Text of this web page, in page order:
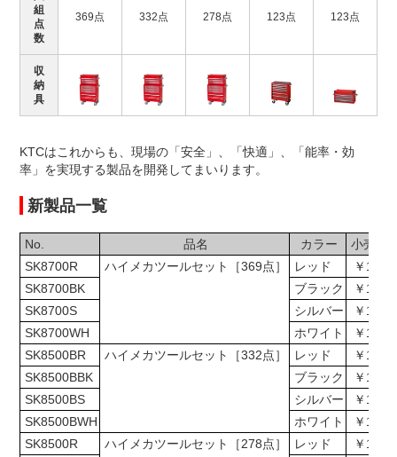
組
点
数
369点 332点 278点 123点 123点
収
納
具
KTCはこれからも、現場の「安全」、「快適」、「能率・効
率」を実現する製品を開発してまいります。
新製品一覧
No. 品名 カラー
小売参
SK8700R
ハイメカツールセット［369点］ レッド
￥
SK8700BK
ブラック
￥
SK8700S
シルバー
￥
SK8700WH
ホワイト
￥
SK8500BR
ハイメカツールセット［332点］ レッド
￥
SK8500BBK
ブラック
￥
SK8500BS
シルバー
￥
SK8500BWH
ホワイト
￥
SK8500R
ハイメカツールセット［278点］ レッド
￥